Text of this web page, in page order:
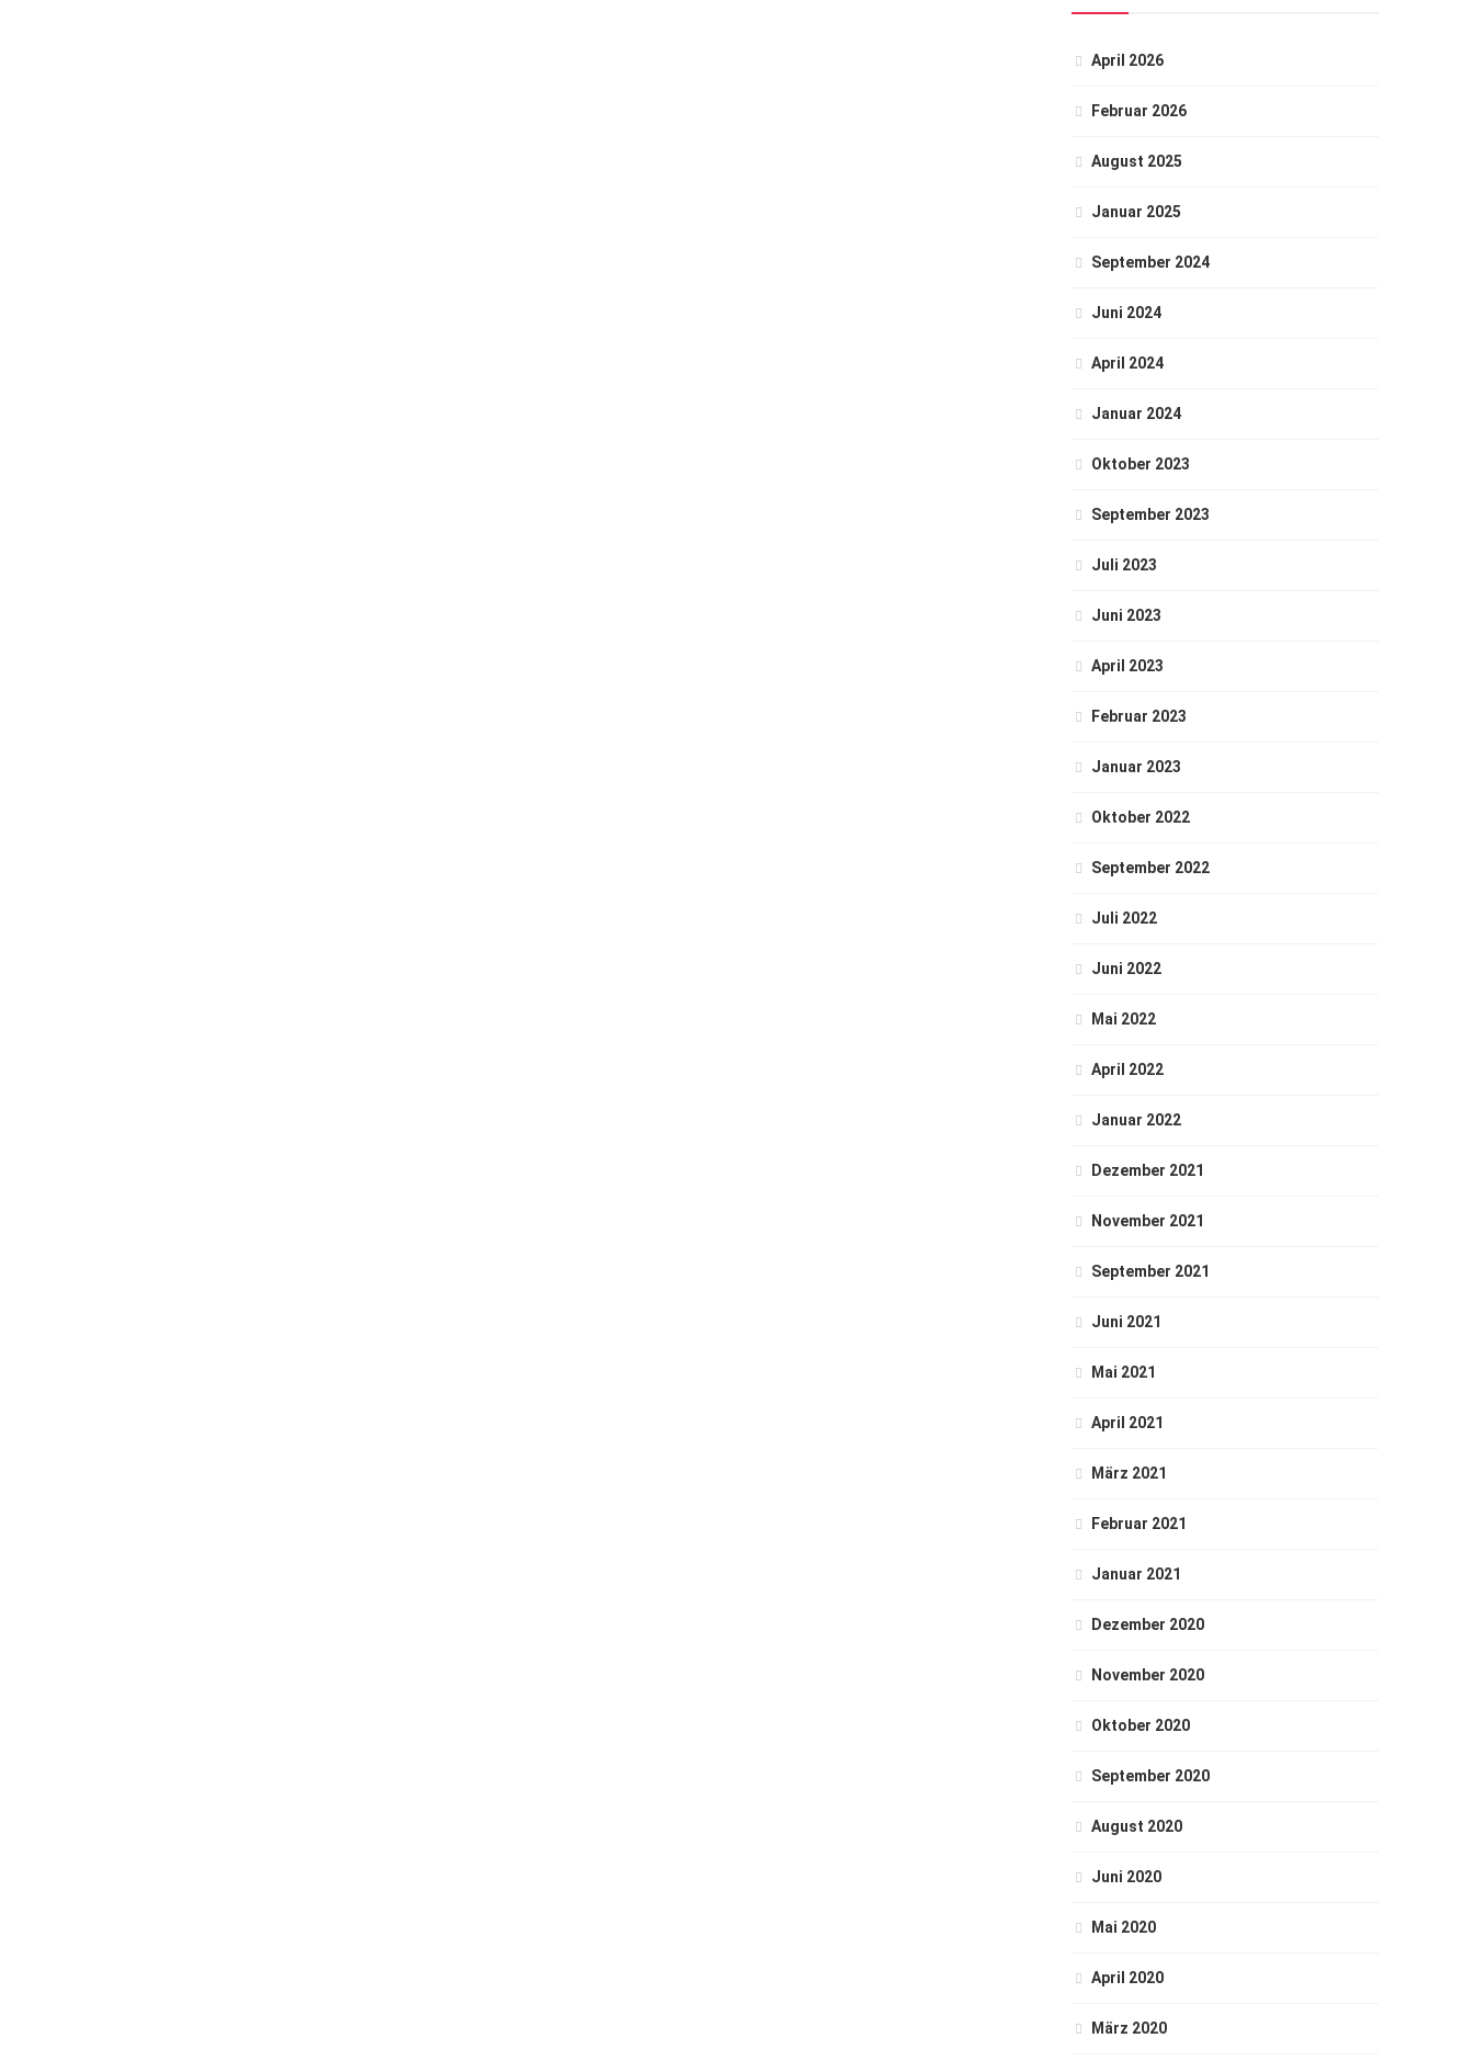
April 2026
Februar 2026
August 2025
Januar 2025
September 2024
Juni 2024
April 2024
Januar 2024
Oktober 2023
September 2023
Juli 2023
Juni 2023
April 2023
Februar 2023
Januar 2023
Oktober 2022
September 2022
Juli 2022
Juni 2022
Mai 2022
April 2022
Januar 2022
Dezember 2021
November 2021
September 2021
Juni 2021
Mai 2021
April 2021
März 2021
Februar 2021
Januar 2021
Dezember 2020
November 2020
Oktober 2020
September 2020
August 2020
Juni 2020
Mai 2020
April 2020
März 2020